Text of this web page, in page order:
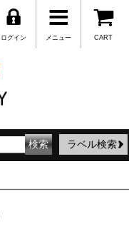
CART
メニュー
ログイン
ラベル検索